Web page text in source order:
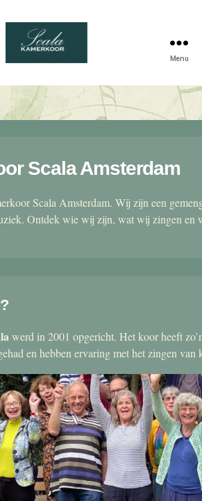
kamerkoor
Menu
Scala Amsterdam
Scala Amsterdam. Wij zijn een
Ontdek wie wij zijn, wat wij zingen en
werd in 2001 opgericht. Het koor heeft
en hebben ervaring met het zingen van